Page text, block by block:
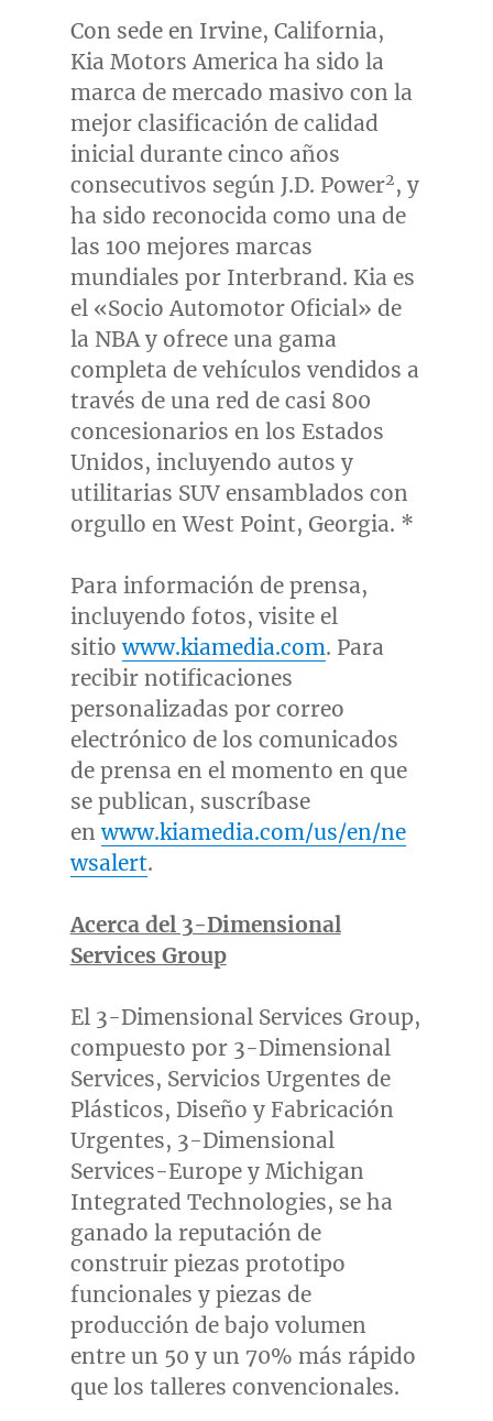
Con sede en Irvine, California,
Kia Motors America ha sido la
marca de mercado masivo con la
mejor clasificación de calidad
inicial durante cinco años
consecutivos según J.D. Power2, y
ha sido reconocida como una de
las 100 mejores marcas
mundiales por Interbrand. Kia es
el «Socio Automotor Oficial» de
la NBA y ofrece una gama
completa de vehículos vendidos a
través de una red de casi 800
concesionarios en los Estados
Unidos, incluyendo autos y
utilitarias SUV ensamblados con
orgullo enWest Point, Georgia. *
Para información de prensa,
incluyendo fotos, visite el
sitiowww.kiamedia.com. Para
recibir notificaciones
personalizadas por correo
electrónico de los comunicados
de prensa en el momento en que
se publican, suscríbase
enwww.kiamedia.com/us/en/ne
wsalert.
Acerca del 3-Dimensional
Services Group
El 3-Dimensional Services Group,
compuesto por 3-Dimensional
Services, Servicios Urgentes de
Plásticos, Diseño y Fabricación
Urgentes, 3-Dimensional
Services-Europe y Michigan
Integrated Technologies, se ha
ganado la reputación de
construir piezas prototipo
funcionales y piezas de
producción de bajo volumen
entre un 50 y un 70% más rápido
que los talleres convencionales.